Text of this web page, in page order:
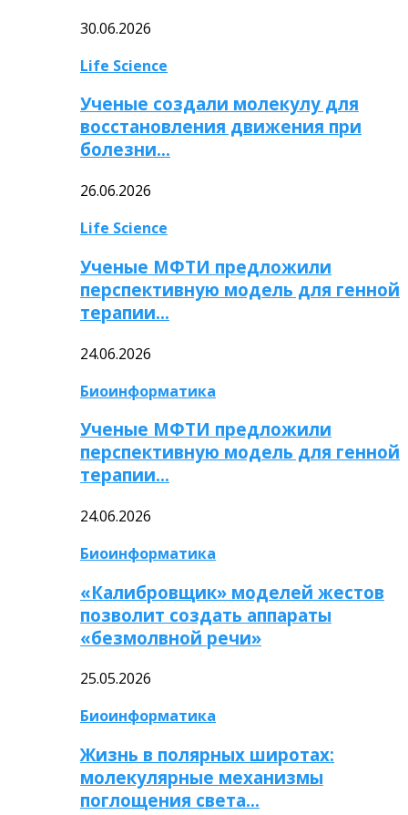
30.06.2026
Life Science
Ученые создали молекулу для
восстановления движения при
болезни…
26.06.2026
Life Science
Ученые МФТИ предложили
перспективную модель для генной
терапии…
24.06.2026
Биоинформатика
Ученые МФТИ предложили
перспективную модель для генной
терапии…
24.06.2026
Биоинформатика
«Калибровщик» моделей жестов
позволит создать аппараты
«безмолвной речи»
25.05.2026
Биоинформатика
Жизнь в полярных широтах:
молекулярные механизмы
поглощения света…